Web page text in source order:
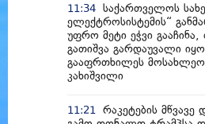
11:34 საქართველოს
ელექტროსისტემის“
უფრო მეტი ეჭვი გააჩინა,
გათიშვა გარდაუვალი
გააფრთხილეს
კახიშვილი
11:21
რაკეტების მწვავე